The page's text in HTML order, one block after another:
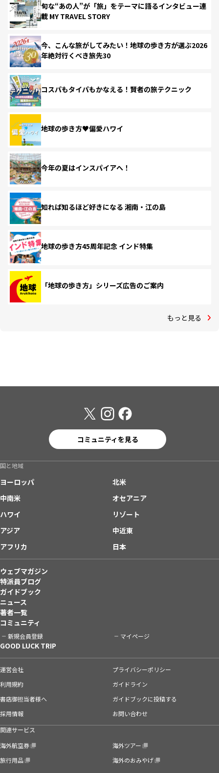
旬な“あの人”が「旅」をテーマに語るインタビュー連
載 MY TRAVEL STORY
今、こんな旅がしてみたい！地球の歩き方が選ぶ2026
年絶対行くべき旅先30
コスパもタイパもかなえる！賢者の旅テクニック
地球の歩き方♥偏愛ハワイ
今年の夏はインスパイアへ！
知れば知るほど好きになる 湘南・江の島
地球の歩き方45周年記念 インド特集
「地球の歩き方」シリーズ広告のご案内
もっと見る
コミュニティを見る
国と地域
ヨーロッパ
北米
中南米
オセアニア
ハワイ
リゾート
アジア
中近東
アフリカ
日本
ウェブマガジン
特派員ブログ
ガイドブック
ニュース
著者一覧
コミュニティ
新規会員登録 マイページ
GOOD LUCK TRIP
運営会社
プライバシーポリシー
利用規約
ガイドライン
書店御担当者様へ
ガイドブックに投稿する
採用情報
お問い合わせ
関連サービス
海外航空券
海外ツアー
旅行用品
海外のおみやげ